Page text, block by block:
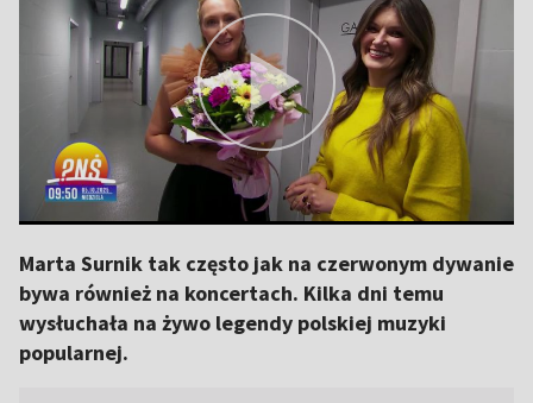
Marta Surnik tak często jak na czerwonym dywanie
bywa również na koncertach. Kilka dni temu
wysłuchała na żywo legendy polskiej muzyki
popularnej.